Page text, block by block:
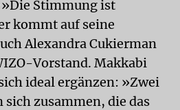
»Die Stimmung ist
kommt auf seine
Alexandra Cukierman
Vorstand. Makkabi
ideal ergänzen: »Zwei
zusammen, die das